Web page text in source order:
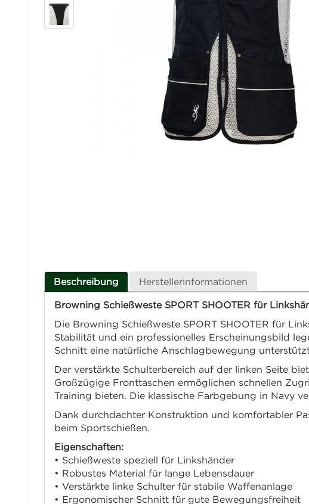
Beschreibung Herstellerinformationen
Browning Schießweste SPORT SHOOTER für
Die Browning Schießweste SPORT SHOOTER für
Stabilität und ein professionelles Erscheinungsbild
Schnitt eine natürliche Anschlagbewegung
Der verstärkte Schulterbereich auf der linken Seite
Großzügige Fronttaschen ermöglichen schnellen
Training bieten. Die klassische Farbgebung in Navy
Dank durchdachter Konstruktion und komfortabler
beim Sportschießen.
Eigenschaften:
• Schießweste speziell für Linkshänder
• Robustes Material für lange Lebensdauer
• Verstärkte linke Schulter für stabile Waffenanlage
• Ergonomischer Schnitt für gute Bewegungsfreiheit